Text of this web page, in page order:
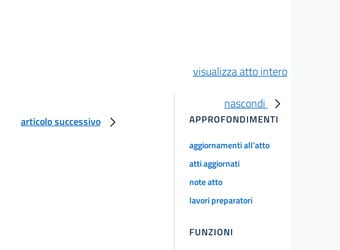
visualizza atto intero
articolo successivo
nascondi
APPROFONDIMENTI
aggiornamenti all'atto
atti aggiornati
note atto
lavori preparatori
FUNZIONI